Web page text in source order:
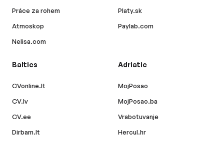
Práce za rohem
Atmoskop
Nelisa.com
Platy.sk
Paylab.com
Baltics
CVonline.lt
CV.lv
CV.ee
Dirbam.lt
Adriatic
MojPosao
MojPosao.ba
Vrabotuvanje
Hercul.hr